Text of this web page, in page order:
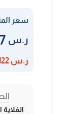
سعر
ر.س
ر.س122
الغلاية